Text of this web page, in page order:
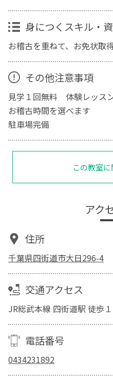
身につくスキル・
お稽古を重ねて、お免状取
その他注意事項
見学１回無料 体験レッス
お稽古時間を選べます
駐車場完備
この教室
アク
住所
千葉県四街道市大日296-4
交通アクセス
JR総武本線 四街道駅 徒歩
電話番号
0434231892